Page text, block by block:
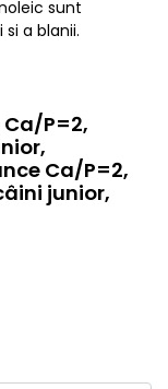
sunt
a blanii.
Ca/P=2,
Ca/P=2,
junior,